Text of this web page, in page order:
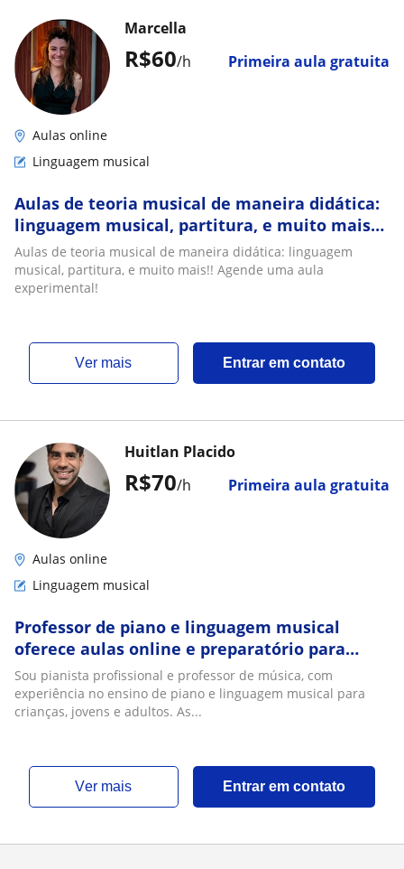
R$60/h Primeira aula gratuita
Marcella
Aulas online
Linguagem musical
Aulas de teoria musical de maneira didática:
linguagem musical, partitura, e muito mais
Agende uma aula experimental!
Aulas de teoria musical de maneira didática: linguagem
musical, partitura, e muito mais!! Agende uma aula
experimental!
ver mais Entrar em contato
R$70/h Primeira aula gratuita
Huitlan Placido
Aulas online
Linguagem musical
Professor de piano e linguagem musical
oferece aulas online e preparatório para
vestibular em música
Sou pianista profissional e professor de música, com
experiência no ensino de piano e linguagem musical para
crianças, jovens e adultos. As...
ver mais Entrar em contato